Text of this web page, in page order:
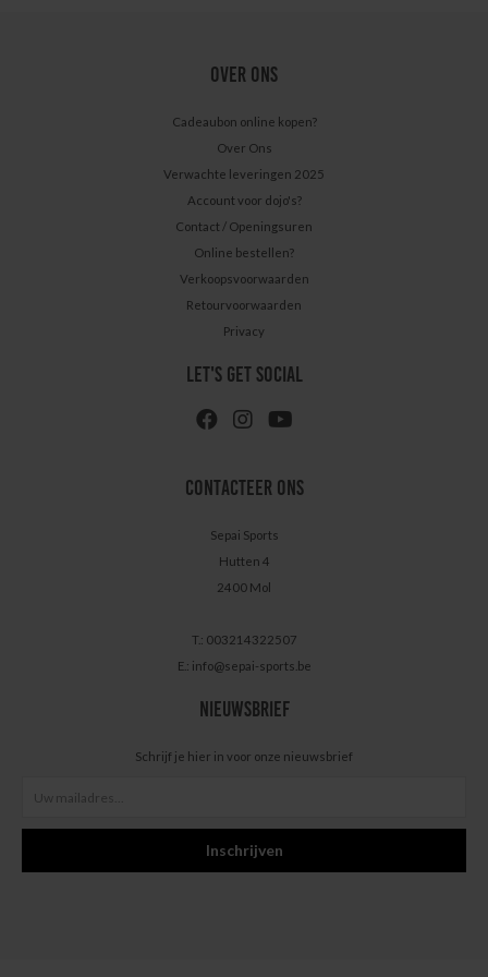
OVER ONS
Cadeaubon online kopen?
Over Ons
Verwachte leveringen 2025
Account voor dojo's?
Contact / Openingsuren
Online bestellen?
Verkoopsvoorwaarden
Retourvoorwaarden
Privacy
LET'S GET SOCIAL
CONTACTEER ONS
Sepai Sports
Hutten 4
2400 Mol
T.: 003214322507
E.: info@sepai-sports.be
NIEUWSBRIEF
Schrijf je hier in voor onze nieuwsbrief
Inschrijven